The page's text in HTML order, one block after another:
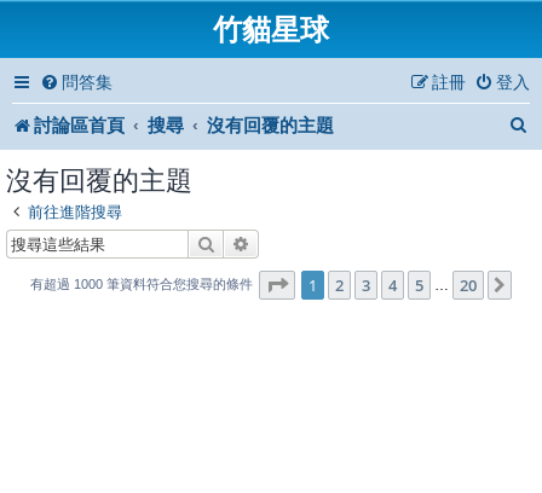
竹貓星球
問答集 登入
註冊
討論區首頁 搜尋 沒有回覆的主題
沒有回覆的主題
前往進階搜尋
搜尋
有超過 1000 筆資料符合您搜尋的條件 第1 頁 (共 20頁)
1 2 3 4 5 … 20